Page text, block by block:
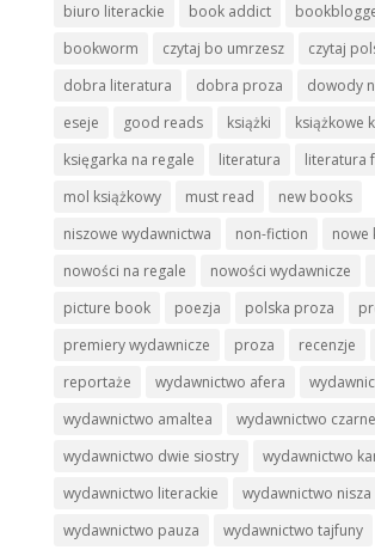
biuro literackie book addict
bookworm
czytaj bo umrzesz
czytaj
dobra literatura
dobra proza
dowody
eseje
good reads książki
książkowe
księgarka na regale
literatura
literatura
mol książkowy
must read
new books
niszowe wydawnictwa
non-fiction
nowe
nowości na regale
nowości wydawnicze
picture book
poezja polska proza
premiery wydawnicze
proza recenzje
reportaże
wydawnictwo afera
wydawnictwo amaltea
wydawnictwo czarne
wydawnictwo dwie siostry
wydawnictwo
wydawnictwo literackie
wydawnictwo nisza
wydawnictwo pauza
wydawnictwo tajfuny